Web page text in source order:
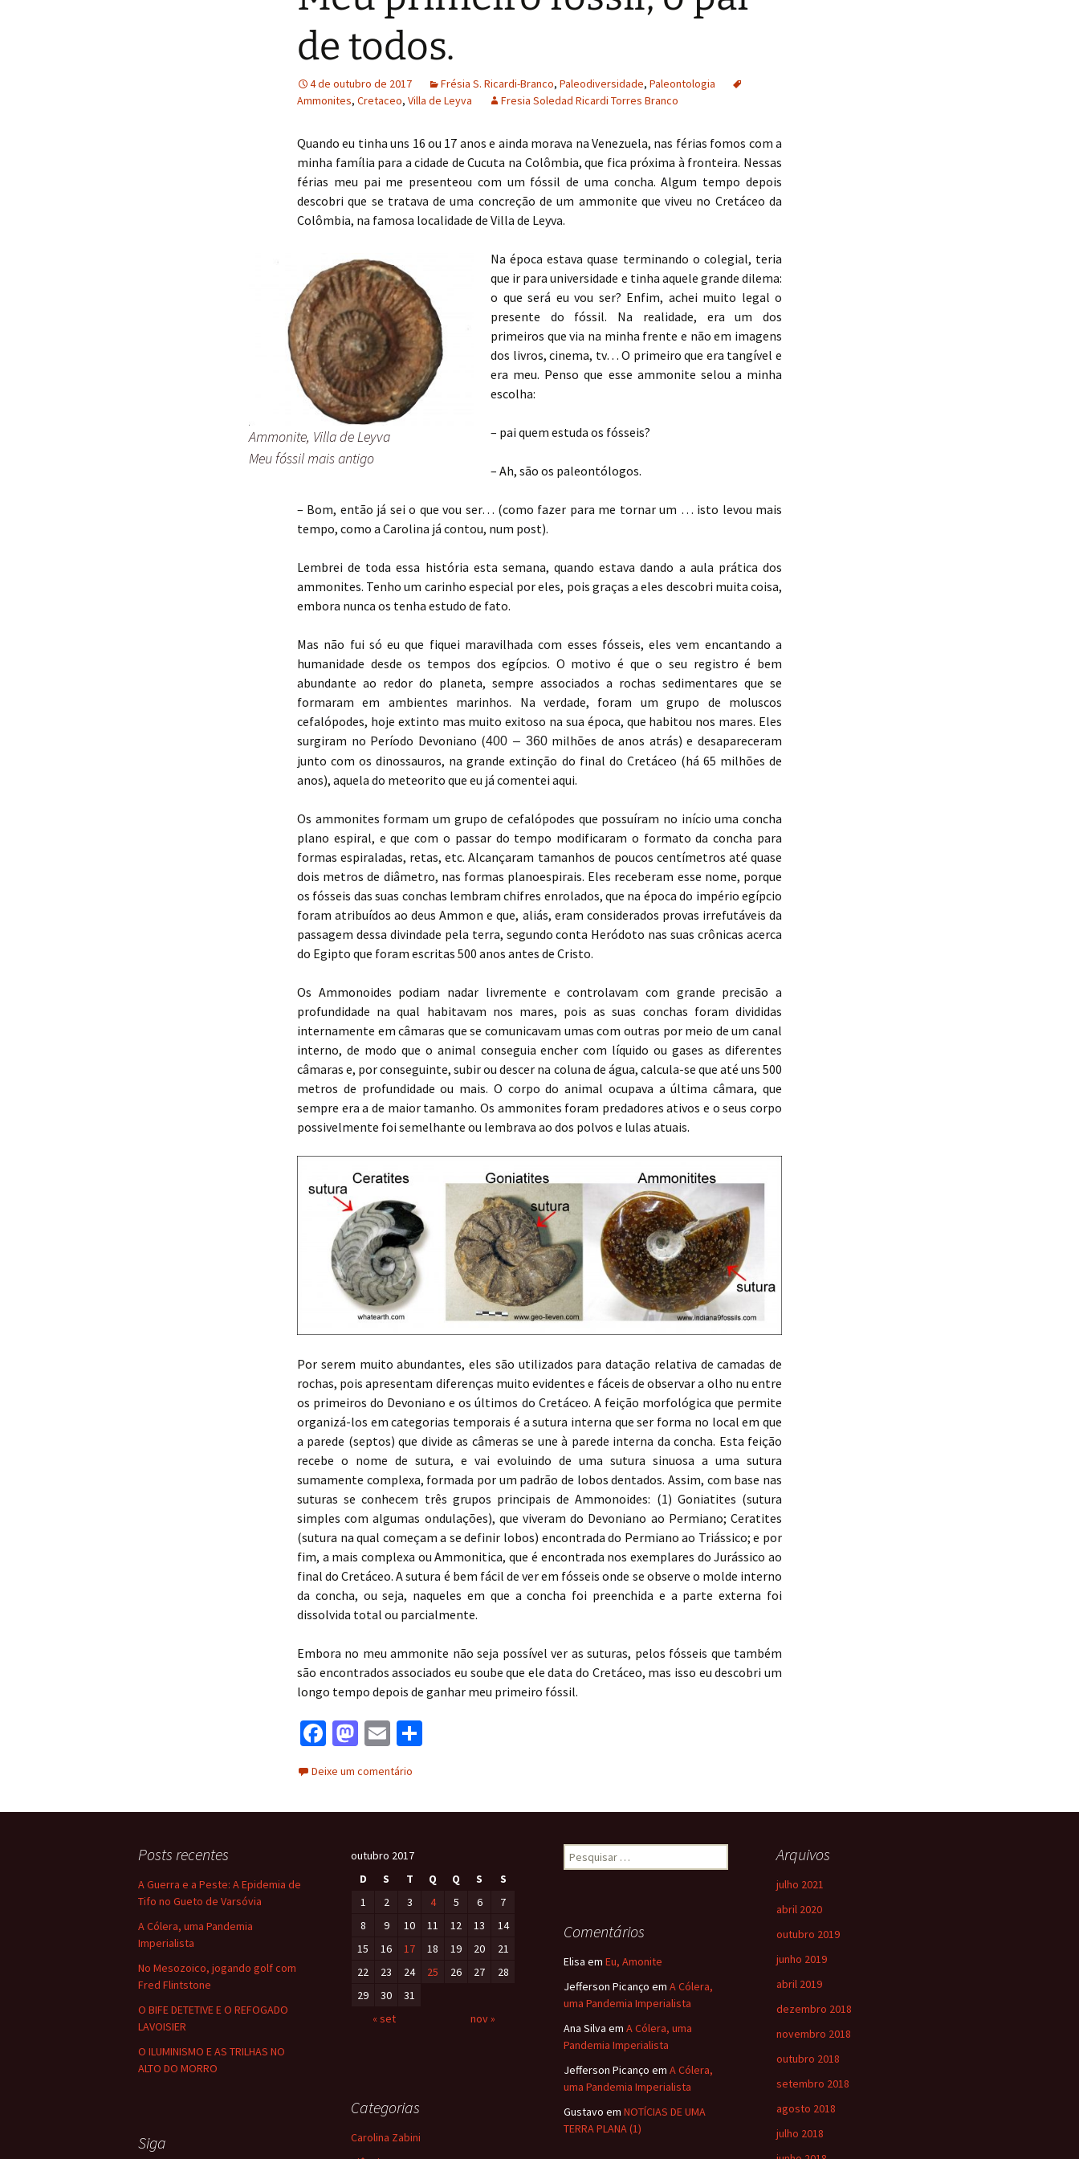
de todos.
4 de outubro de 2017 Frésia S. Ricardi-Branco, Paleodiversidade, Paleontologia
Ammonites, Cretaceo, Villa de Leyva Fresia Soledad Ricardi Torres Branco
Quando eu tinha uns 16 ou 17 anos e ainda morava na Venezuela, nas férias fomos com a
minha família para a cidade de Cucuta na Colômbia, que fica próxima à fronteira. Nessas
férias meu pai me presenteou com um fóssil de uma concha. Algum tempo depois
descobri que se tratava de uma concreção de um ammonite que viveu no Cretáceo da
Colômbia, na famosa localidade de Villa de Leyva.
Ammonite, Villa de Leyva
Meu fóssil mais antigo
Na época estava quase terminando o colegial, teria
que ir para universidade e tinha aquele grande dilema:
o que será eu vou ser? Enfim, achei muito legal o
presente do fóssil. Na realidade, era um dos
primeiros que via na minha frente e não em imagens
dos livros, cinema, tv… O primeiro que era tangível e
era meu. Penso que esse ammonite selou a minha
escolha:
– pai quem estuda os fósseis?
– Ah, são os paleontólogos.
– Bom, então já sei o que vou ser… (como fazer para me tornar um … isto levou mais
tempo, como a Carolina já contou, num post).
Lembrei de toda essa história esta semana, quando estava dando a aula prática dos
ammonites. Tenho um carinho especial por eles, pois graças a eles descobri muita coisa,
embora nunca os tenha estudo de fato.
Mas não fui só eu que fiquei maravilhada com esses fósseis, eles vem encantando a
humanidade desde os tempos dos egípcios. O motivo é que o seu registro é bem
abundante ao redor do planeta, sempre associados a rochas sedimentares que se
formaram em ambientes marinhos. Na verdade, foram um grupo de moluscos
cefalópodes, hoje extinto mas muito exitoso na sua época, que habitou nos mares. Eles
surgiram no Período Devoniano (400 – 360 milhões de anos atrás) e desapareceram
junto com os dinossauros, na grande extinção do final do Cretáceo (há 65 milhões de
anos), aquela do meteorito que eu já comentei aqui.
Os ammonites formam um grupo de cefalópodes que possuíram no início uma concha
plano espiral, e que com o passar do tempo modificaram o formato da concha para
formas espiraladas, retas, etc. Alcançaram tamanhos de poucos centímetros até quase
dois metros de diâmetro, nas formas planoespirais. Eles receberam esse nome, porque
os fósseis das suas conchas lembram chifres enrolados, que na época do império egípcio
foram atribuídos ao deus Ammon e que, aliás, eram considerados provas irrefutáveis da
passagem dessa divindade pela terra, segundo conta Heródoto nas suas crônicas acerca
do Egipto que foram escritas 500 anos antes de Cristo.
Os Ammonoides podiam nadar livremente e controlavam com grande precisão a
profundidade na qual habitavam nos mares, pois as suas conchas foram divididas
internamente em câmaras que se comunicavam umas com outras por meio de um canal
interno, de modo que o animal conseguia encher com líquido ou gases as diferentes
câmaras e, por conseguinte, subir ou descer na coluna de água, calcula-se que até uns 500
metros de profundidade ou mais. O corpo do animal ocupava a última câmara, que
sempre era a de maior tamanho. Os ammonites foram predadores ativos e o seus corpo
possivelmente foi semelhante ou lembrava ao dos polvos e lulas atuais.
Por serem muito abundantes, eles são utilizados para datação relativa de camadas de
rochas, pois apresentam diferenças muito evidentes e fáceis de observar a olho nu entre
os primeiros do Devoniano e os últimos do Cretáceo. A feição morfológica que permite
organizá-los em categorias temporais é a sutura interna que ser forma no local em que
a parede (septos) que divide as câmeras se une à parede interna da concha. Esta feição
recebe o nome de sutura, e vai evoluindo de uma sutura sinuosa a uma sutura
sumamente complexa, formada por um padrão de lobos dentados. Assim, com base nas
suturas se conhecem três grupos principais de Ammonoides: (1) Goniatites (sutura
simples com algumas ondulações), que viveram do Devoniano ao Permiano; Ceratites
(sutura na qual começam a se definir lobos) encontrada do Permiano ao Triássico; e por
fim, a mais complexa ou Ammonitica, que é encontrada nos exemplares do Jurássico ao
final do Cretáceo. A sutura é bem fácil de ver em fósseis onde se observe o molde interno
da concha, ou seja, naqueles em que a concha foi preenchida e a parte externa foi
dissolvida total ou parcialmente.
Embora no meu ammonite não seja possível ver as suturas, pelos fósseis que também
são encontrados associados eu soube que ele data do Cretáceo, mas isso eu descobri um
longo tempo depois de ganhar meu primeiro fóssil.
Fa
b
o
M
to
d
n
E
m
ai
l
e
Deixe um comentário
Posts recentes
A Guerra e a Peste: A Epidemia de
Tifo no Gueto de Varsóvia
A Cólera, uma Pandemia
Imperialista
No Mesozoico, jogando golf com
Fred Flintstone
O BIFE DETETIVE E O REFOGADO
LAVOISIER
O ILUMINISMO E AS TRILHAS NO
ALTO DO MORRO
outubro 2017
D
S T Q Q S
S
1
2 3 4 5 6
7
8
9 10 11 12 13
14
15
16 17 18 19 20
21
22
23 24 25 26 27
28
29
30
31
« set
nov »
Arquivos
julho 2021
abril 2020
outubro 2019
junho 2019
abril 2019
dezembro 2018
novembro 2018
outubro 2018
setembro 2018
agosto 2018
julho 2018
Comentários
Elisa em Eu, Amonite
Jefferson Picanço em A Cólera,
uma Pandemia Imperialista
Ana Silva em A Cólera, uma
Pandemia Imperialista
Jefferson Picanço em A Cólera,
uma Pandemia Imperialista
Gustavo em NOTÍCIAS DE UMA
TERRA PLANA (1)
Categorias
Carolina Zabini
Siga